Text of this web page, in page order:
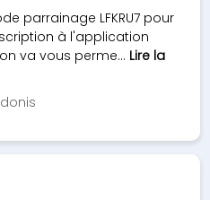
parrainage LFKRU7 pour
à l'application
va vous perme... Lire la